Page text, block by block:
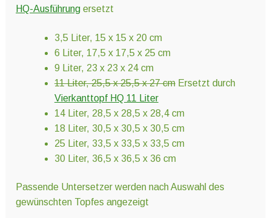
HQ-Ausführungersetzt
3,5 Liter, 15 x 15 x 20 cm
6 Liter, 17,5 x 17,5 x 25 cm
9 Liter, 23 x 23 x 24 cm
11 Liter, 25,5 x 25,5 x 27 cmErsetzt durch
Vierkanttopf HQ 11 Liter
14 Liter, 28,5 x 28,5 x 28,4 cm
18 Liter, 30,5 x 30,5 x 30,5 cm
25 Liter, 33,5 x 33,5 x 33,5 cm
30 Liter, 36,5 x 36,5 x 36 cm
Passende Untersetzer werden nach Auswahl des
gewünschten Topfes angezeigt